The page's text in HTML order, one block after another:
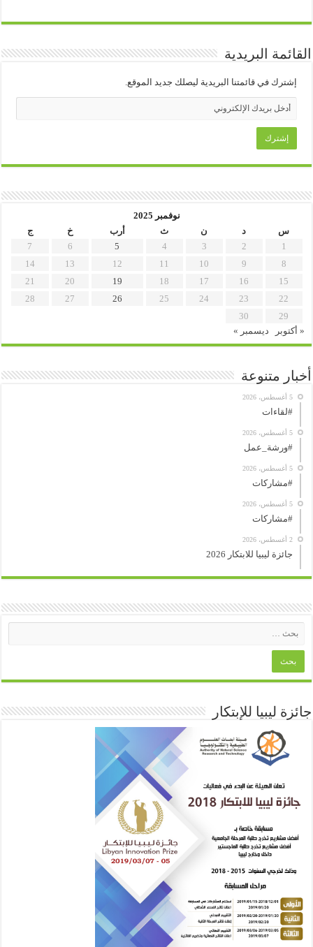
القائمة البريدية
إشترك في قائمتنا البريدية ليصلك جديد الموقع.
نوفمبر 2025
س
د ن ث أرب خ
ج
1
2
3
4
5
6
7
8
9
10
11
12
13
14
15
16
17
18
19
20
21
22
23
24
25
26
27
28
29
30
« أكتوبر
ديسمبر »
أخبار متنوعة
5 أغسطس، 2026
#لقاءات
5 أغسطس، 2026
#ورشة_عمل
5 أغسطس، 2026
#مشاركات
5 أغسطس، 2026
#مشاركات
2 أغسطس، 2026
جائزة ليبيا للابتكار 2026
جائزة ليبيا للإبتكار